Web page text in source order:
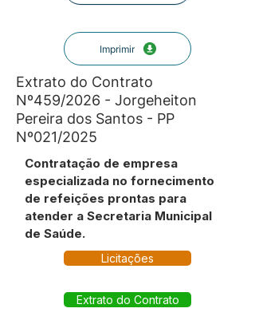
Imprimir
Extrato do Contrato
Nº459/2026 - Jorgeheiton
Pereira dos Santos - PP
Nº021/2025
Contratação de empresa
especializada no fornecimento
de refeições prontas para
atender a Secretaria Municipal
de Saúde.
Licitações
Extrato do Contrato